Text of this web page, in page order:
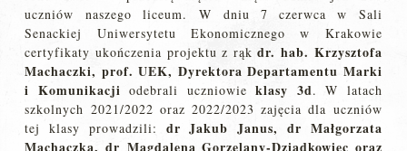
uczniów naszego liceum. W dniu 7 czerwca w Sali
Senackiej Uniwersytetu Ekonomicznego w Krakowie
certyfikaty ukończenia projektu z rąkdr. hab. Krzysztofa
Machaczki, prof. UEK, Dyrektora Departamentu Marki
i Komunikacji odebrali uczniowieklasy 3d. W latach
szkolnych 2021/2022 oraz 2022/2023 zajęcia dla uczniów
tej klasy prowadzili: dr Jakub Janus, dr Małgorzata
Machaczka, dr Magdalena Gorzelany-Dziadkowiec oraz